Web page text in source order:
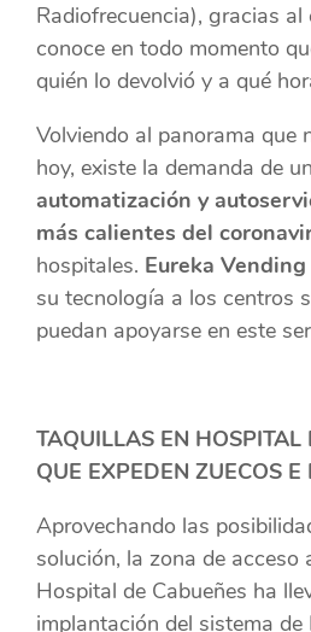
Radiofrecuencia), gracias al
conoce en todo momento
quién lo devolvió y a qué
Volviendo al panorama que
hoy, existe la demanda de
automatización y
más calientes del
hospitales. Eureka Vending
su tecnología a los centros
puedan apoyarse en este
TAQUILLAS EN HOSPITAL
QUE EXPEDEN ZUECOS
Aprovechando las
solución, la zona de acceso
Hospital de Cabueñes ha
implantación del sistema de